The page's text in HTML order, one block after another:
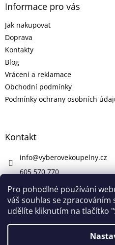
Pro pohodlné používání
váš souhlas se
udělíte kliknutím na tlačítko
Informace pro vás
Jak nakupovat
Doprava
Kontakty
Blog
Vrácení a reklamace
Obchodní podmínky
Podmínky ochrany osobních
Kontakt
info@vyberovekoupelny.cz
605 570 770
https://www.facebook.com/